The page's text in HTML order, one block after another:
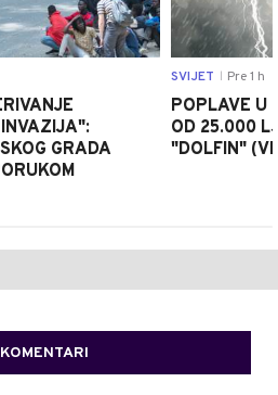
GRADA
SVIJET Pre 1 h
POPLAVE U
OD 25.000
"DOLFIN"